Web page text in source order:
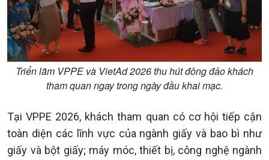
Triển lãm VPPE và VietAd 2026 thu hút đông đảo khách
tham quan ngay trong ngày đầu khai mạc.
Tại VPPE 2026, khách tham quan có cơ hội tiếp cận
toàn diện các lĩnh vực của ngành giấy và bao bì như
giấy và bột giấy; máy móc, thiết bị, công nghệ ngành